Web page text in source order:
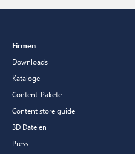
Firmen
Downloads
Kataloge
Content-Pakete
Content store guide
3D Dateien
Press